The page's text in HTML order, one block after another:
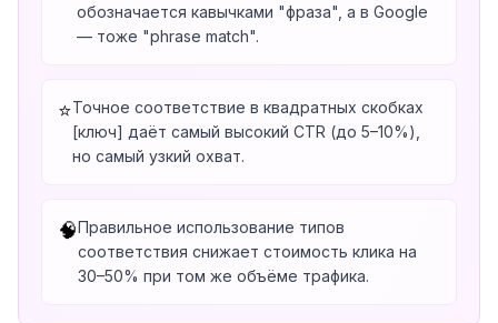
обозначается кавычками "фраза", а в Google
— тоже "phrase match".
⭐Точное соответствие в квадратных скобках
[ключ] даёт самый высокий CTR (до 5–10%),
но самый узкий охват.
🧠Правильное использование типов
соответствия снижает стоимость клика на
30–50% при том же объёме трафика.